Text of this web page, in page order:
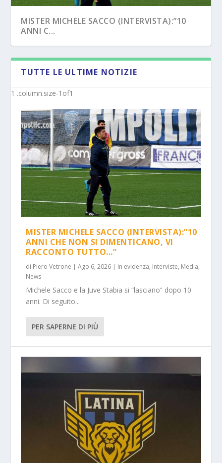
MISTER MICHELE SACCO (INTERVISTA):”10
ANNI C...
LATINA (UFFICIALE) – I MISTER DALLA
PRIMAVER...
CROTONE – PRIMAVERA/UNDER 17, NOVITÀ
SUI NUO...
TUTTE LE ULTIME NOTIZIE
MISTER MICHELE SACCO (INTERVISTA):”10
ANNI CHE NON SI DIMENTICANO, VI
RACCONTO TUTTO…”
di Piero Vetrone |Ago 6, 2026 | In evidenza, Interviste, Media,
News
Michele Sacco e la Juve Stabia si “lasciano” dopo 10
anni. Di seguito...
PER SAPERNE DI PIÙ